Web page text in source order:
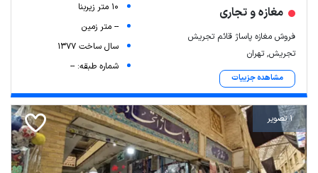
مغازه و تجاری
فروش مغازه پاساژ قائم تجریش
تجریش, تهران
مشاهده جزییات
10 متر زیربنا
-- متر زمین
سال ساخت 1377
شماره طبقه: --
1 تصویر